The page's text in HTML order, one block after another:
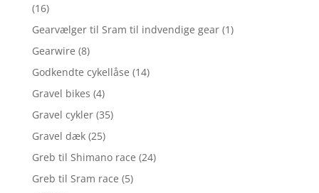
(16)
Gearvælger til Sram til indvendige gear (1)
Gearwire (8)
Godkendte cykellåse (14)
Gravel bikes (4)
Gravel cykler (35)
Gravel dæk (25)
Greb til Shimano race (24)
Greb til Sram race (5)